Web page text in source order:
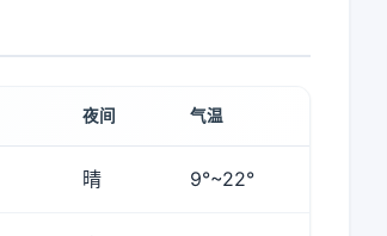
夜间 气温
晴 9°~22°